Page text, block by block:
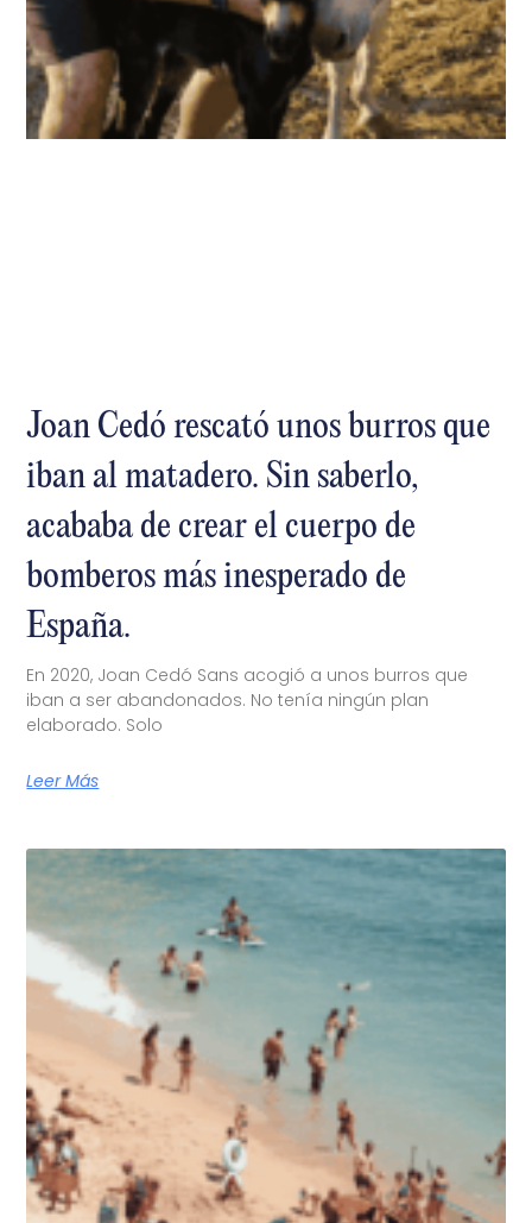
Joan Cedó rescató unos burros que
iban al matadero. Sin saberlo,
acababa de crear el cuerpo de
bomberos más inesperado de
España.
En 2020, Joan Cedó Sans acogió a unos burros que
iban a ser abandonados. No tenía ningún plan
elaborado. Solo
Leer Más